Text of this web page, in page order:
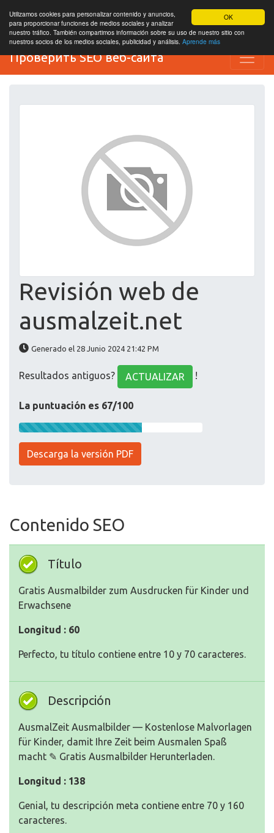
OK
Utilizamos cookies para personalizar contenido y anuncios,
para proporcionar funciones de medios sociales y analizar
nuestro tráfico. También compartimos información sobre su uso de nuestro sitio con
nuestros socios de los medios sociales, publicidad y análisis. Aprende más
Проверить SEO веб-сайта
Revisión web de
ausmalzeit.net
Generado el 28 Junio 2024 21:42 PM
Resultados antiguos? ACTUALIZAR !
La puntuación es 67/100
Descarga la versión PDF
Contenido SEO
Título
Gratis Ausmalbilder zum Ausdrucken für Kinder und
Erwachsene
Longitud : 60
Perfecto, tu título contiene entre 10 y 70 caracteres.
Descripción
AusmalZeit Ausmalbilder — Kostenlose Malvorlagen
für Kinder, damit Ihre Zeit beim Ausmalen Spaß
macht ✎ Gratis Ausmalbilder Herunterladen.
Longitud : 138
Genial, tu descripción meta contiene entre 70 y 160
caracteres.